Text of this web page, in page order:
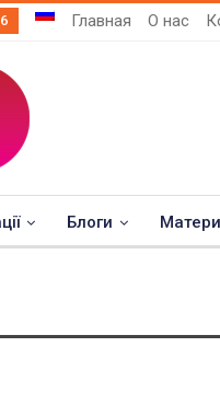
Главная О нас
Блоги